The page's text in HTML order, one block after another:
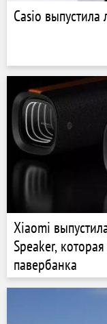
Casio
Xiaomi
Speaker,
павербанка